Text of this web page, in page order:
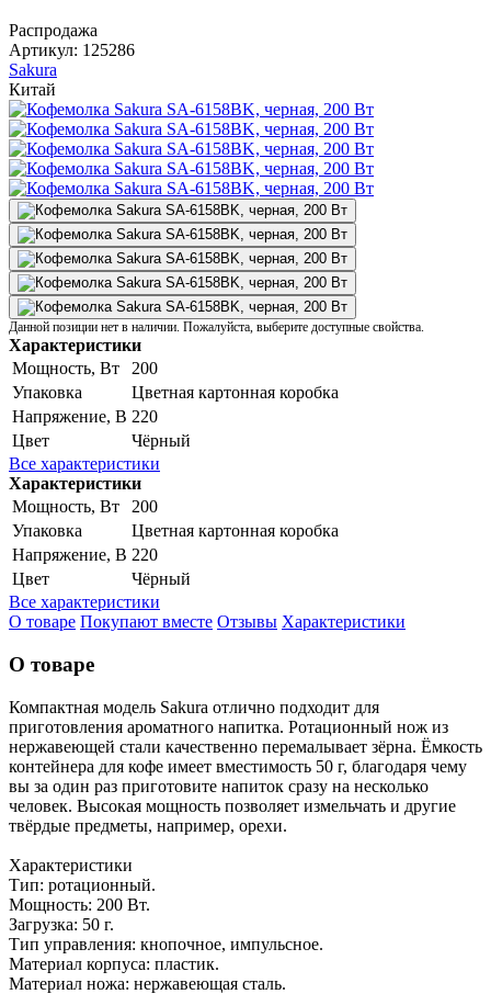
Распродажа
Артикул: 125286
Sakura
Китай
Данной позиции нет в наличии. Пожалуйста, выберите доступные свойства.
Характеристики
Мощность, Вт
200
Упаковка
Цветная картонная коробка
Напряжение, В 220
Цвет
Чёрный
Все характеристики
Характеристики
Мощность, Вт
200
Упаковка
Цветная картонная коробка
Напряжение, В 220
Цвет
Чёрный
Все характеристики
О товаре Покупают вместе Отзывы Характеристики
О товаре
Компактная модель Sakura отлично подходит для
приготовления ароматного напитка. Ротационный нож из
нержавеющей стали качественно перемалывает зёрна. Ёмкость
контейнера для кофе имеет вместимость 50 г, благодаря чему
вы за один раз приготовите напиток сразу на несколько
человек. Высокая мощность позволяет измельчать и другие
твёрдые предметы, например, орехи.
Характеристики
Тип: ротационный.
Мощность: 200 Вт.
Загрузка: 50 г.
Тип управления: кнопочное, импульсное.
Материал корпуса: пластик.
Материал ножа: нержавеющая сталь.